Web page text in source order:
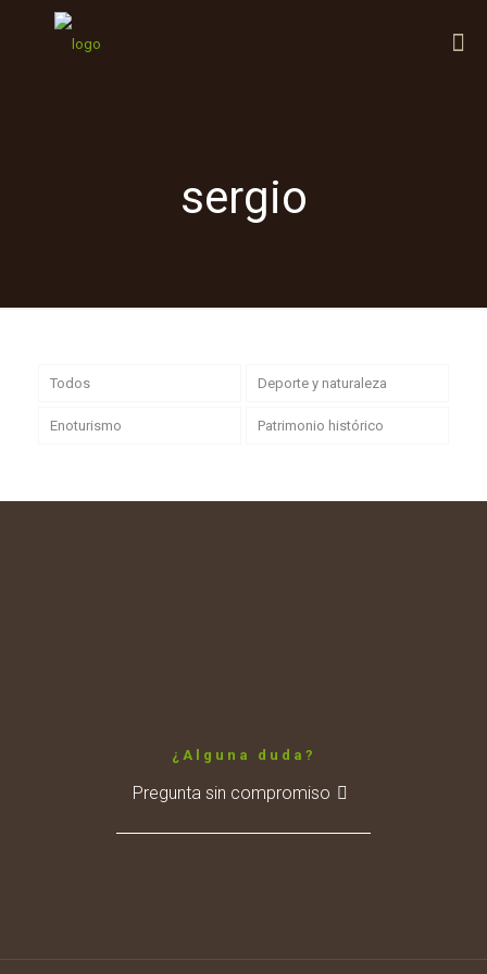
sergio
Todos Deporte y naturaleza
Enoturismo Patrimonio histórico
¿Alguna duda?
Pregunta sin compromiso